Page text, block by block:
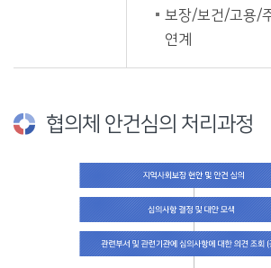
보장/보건/고용/
연계
협의체 안건심의 처리과정